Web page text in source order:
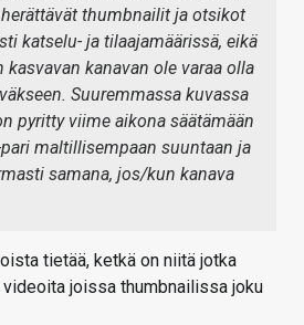
thumbnailit ja otsikot
katselu- ja tilaajamäärissä, eikä
kanavan ole varaa olla
Suuremmassa kuvassa
pyritty viime aikona säätämään
maltillisempaan suuntaan ja
samana, jos/kun kanava
tietää, ketkä on niitä jotka
joissa thumbnailissa joku